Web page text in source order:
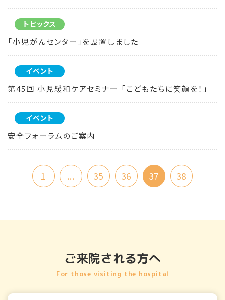
トピックス
「小児がんセンター」を設置しました
イベント
第45回 小児緩和ケアセミナー 「こどもたちに笑顔を！」
イベント
安全フォーラムのご案内
1 ... 35 36 37 38
ご来院される方へ
For those visiting the hospital